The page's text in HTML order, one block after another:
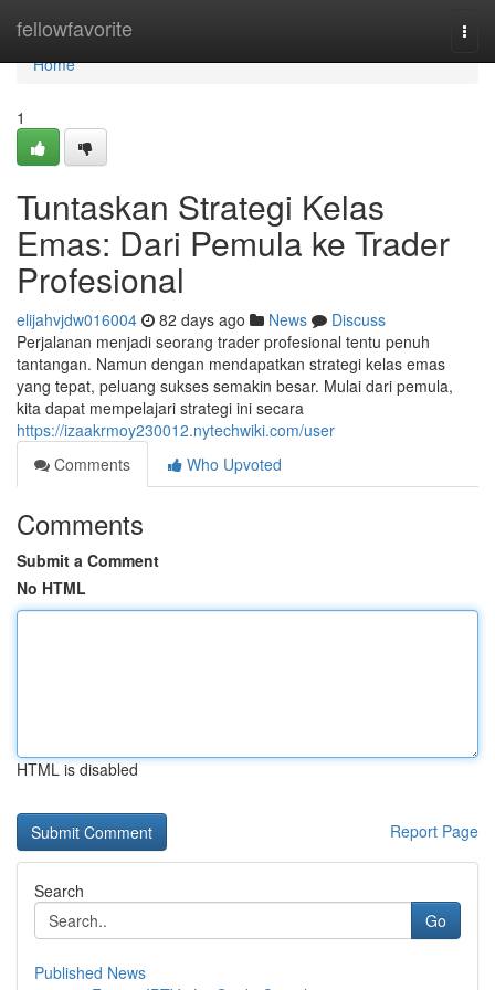
fellowfavorite
Home
Home
1
Tuntaskan Strategi Kelas
Emas: Dari Pemula ke Trader
Profesional
elijahvjdw016004 82 days ago News
Discuss
Perjalanan menjadi seorang trader profesional tentu penuh
tantangan. Namun dengan mendapatkan strategi kelas emas
yang tepat, peluang sukses semakin besar. Mulai dari pemula,
kita dapat mempelajari strategi ini secara
https://izaakrmoy230012.nytechwiki.com/user
Comments
Who Upvoted
Comments
Submit a Comment
No HTML
HTML is disabled
Report Page
Search
Go
Published News